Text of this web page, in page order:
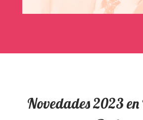
Novedades 2023